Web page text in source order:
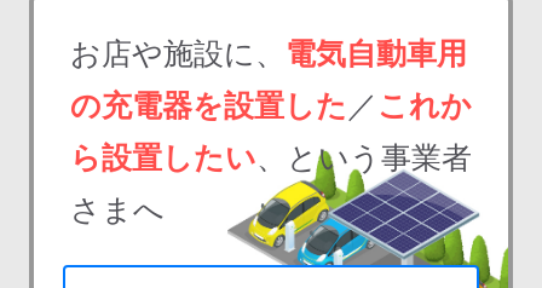
お店や施設に、 電気自動車用
の充電器を設置した ／ これか
ら設置したい、という事業者
さまへ